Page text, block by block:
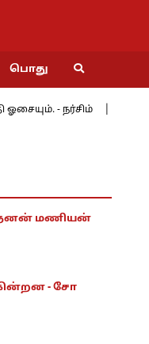
பொது
- நர்சிம்
மணியன்
- சோ